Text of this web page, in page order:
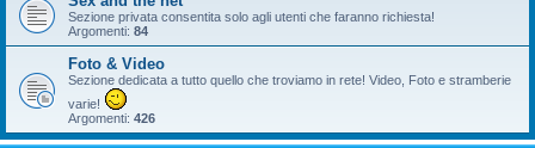
Sezione privata consentita solo agli utenti che faranno richiesta!
Argomenti: 84
Foto & Video
Sezione dedicata a tutto quello che troviamo in rete! Video, Foto e stramberie
varie!
Argomenti: 426